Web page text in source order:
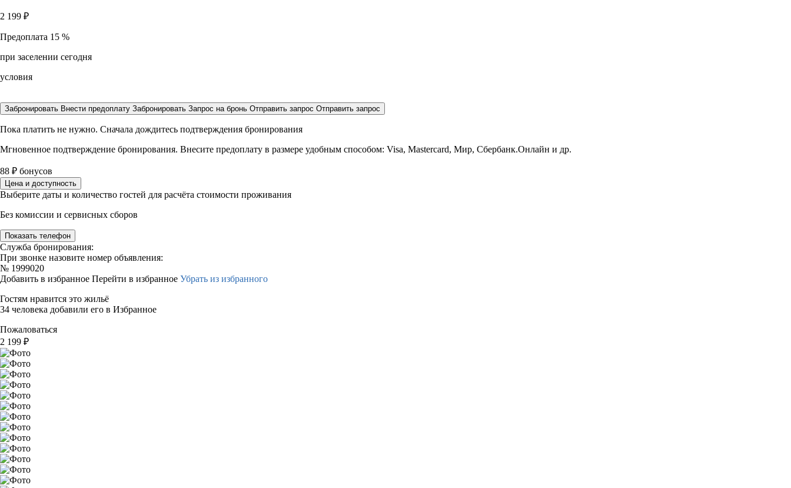
2 199 ₽
Предоплата 15 %
при заселении сегодня
условия
Забронировать Внести предоплату Забронировать Запрос на бронь Отправить запрос Отправить запрос
Пока платить не нужно. Сначала дождитесь подтверждения бронирования
Мгновенное подтверждение бронирования. Внесите предоплату в размере удобным способом: Visa, Mastercard, Мир, Сбербанк.Онлайн и др.
88 ₽ бонусов
Цена и доступность
Выберите даты и количество гостей для расчёта стоимости проживания
Без комиссии и сервисных сборов
Показать телефон
Служба бронирования:
При звонке назовите номер объявления:
№ 1999020
Добавить в избранное Перейти в избранное Убрать из избранного
Гостям нравится это жильё
34 человека добавили его в Избранное
Пожаловаться
2 199 ₽